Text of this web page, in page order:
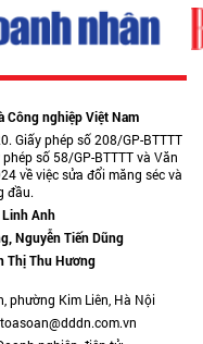
Công nghiệp Việt Nam
Giấy phép số 208/GP-BTTTT
số 58/GP-BTTTT và Văn
về việc sửa đổi măng séc và
đầu.
Anh
Nguyễn Tiến Dũng
Thị Thu Hương
phường Kim Liên, Hà Nội